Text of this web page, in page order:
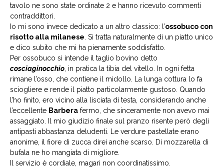
tavolo ne sono state ordinate 2 e hanno ricevuto commenti
contraddittori.
Io mi sono invece dedicato a un altro classico: l’ossobuco con
risotto alla milanese . Si tratta naturalmente di un piatto unico
e dico subito che mi ha pienamente soddisfatto.
Per ossobuco si intende il taglio bovino detto
cosciaginocchio , in pratica la tibia del vitello. In ogni fetta
rimane l’osso, che contiene il midollo. La lunga cottura lo fa
sciogliere e rende il piatto particolarmente gustoso. Quando
l’ho finito, ero vicino alla lisciata di testa, considerando anche
l’eccellente Barbera fermo, che sinceramente non avevo mai
assaggiato. Il mio giudizio finale sul pranzo risente però degli
antipasti abbastanza deludenti. Le verdure pastellate erano
anonime, il fiore di zucca direi anche scarso. Di mozzarella di
bufala ne ho mangiata di migliore.
Il servizio è cordiale, magari non coordinatissimo.